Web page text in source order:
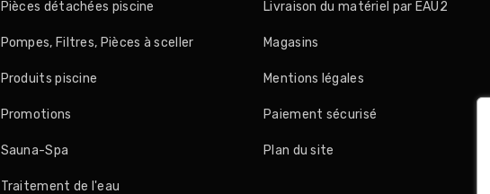
Pièces détachées piscine
Pompes, Filtres, Pièces à sceller
Produits piscine
Promotions
Sauna-Spa
Traitement de l'eau
Livraison du matériel par EAU2
Magasins
Mentions légales
Paiement sécurisé
Plan du site